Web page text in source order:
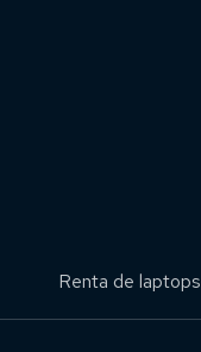
Renta de laptops